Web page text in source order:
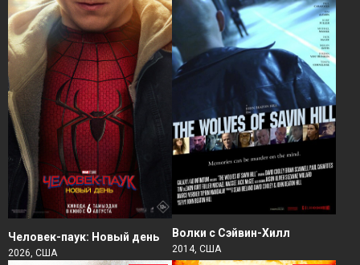
Человек-паук: Новый день
2026, США
Волки с Сэйвин-Хилл
2014, США